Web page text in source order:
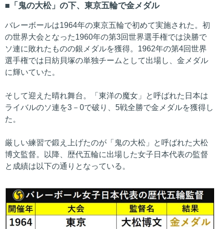
「鬼の大松」の下、東京五輪で金メダル
バレーボールは1964年の東京五輪で初めて実施された。初
の世界大会となった1960年の第3回世界選手権では決勝で
ソ連に敗れたものの銀メダルを獲得。1962年の第4回世界
選手権では日紡貝塚の単独チームとして出場し、金メダル
に輝いていた。
そして迎えた晴れ舞台。「東洋の魔女」と呼ばれた日本は
ライバルのソ連を3－0で破り、5戦全勝で金メダルを獲得し
た。
厳しい練習で鍛え上げたのが「鬼の大松」と呼ばれた大松
博文監督。以降、歴代五輪に出場した女子日本代表の監督
と成績は以下の通りとなっている。